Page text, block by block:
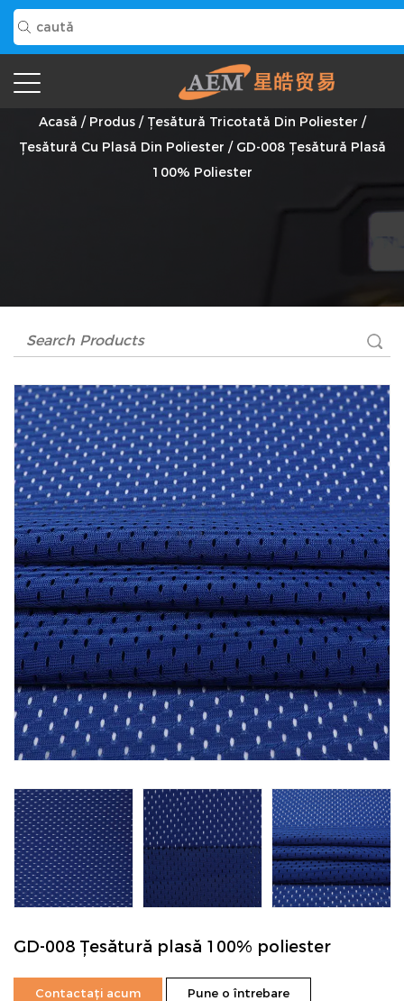
GD-008 Țesătură Plasă 100% Poliester Furnizor
Acasă / Produs/ Țesătură Tricotată Din Poliester /
Țesătură Cu Plasă Din Poliester / GD-008 Țesătură Plasă
100% Poliester
GD-008 Țesătură plasă 100% poliester
Contactați acum Pune o întrebare